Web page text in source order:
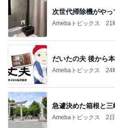
次世代掃除機がやっ
Amebaトピックス 21
だいたの夫 後から
Amebaトピックス 24
急遽決めた箱根と
Amebaトピックス 2